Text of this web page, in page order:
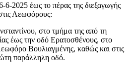
6-2025 έως το πέρας της διεξαγωγής
Λεωφόρους:
στο τμήμα της από τη
έως την οδό Ερατοσθένους, στο
Βουλιαγμένης, καθώς και στις
παράλληλη οδό.